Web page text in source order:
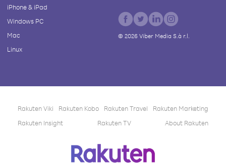
iPhone & iPad
Windows PC
Mac
Linux
© 2026Viber Media S.à r.l.
Rakuten Viki Rakuten Kobo Rakuten Travel
Rakuten Marketing
Rakuten Insight
Rakuten TV About Rakuten